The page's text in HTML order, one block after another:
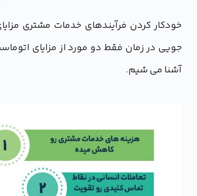
خودکار کردن فرآیندهای خدمات مشتری
جویی در زمان فقط دو مورد از مزایای
آشنا می شیم.